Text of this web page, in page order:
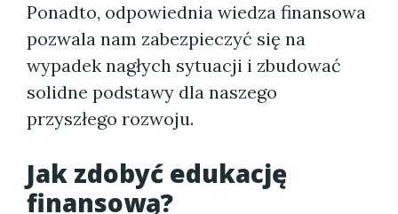
Ponadto, odpowiednia wiedza finansowa
pozwala nam zabezpieczyć się na
wypadek nagłych sytuacji i zbudować
solidne podstawy dla naszego
przyszłego rozwoju.
Jak zdobyć edukację
finansową?